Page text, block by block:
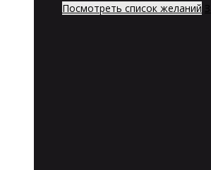
Посмотреть список желаний